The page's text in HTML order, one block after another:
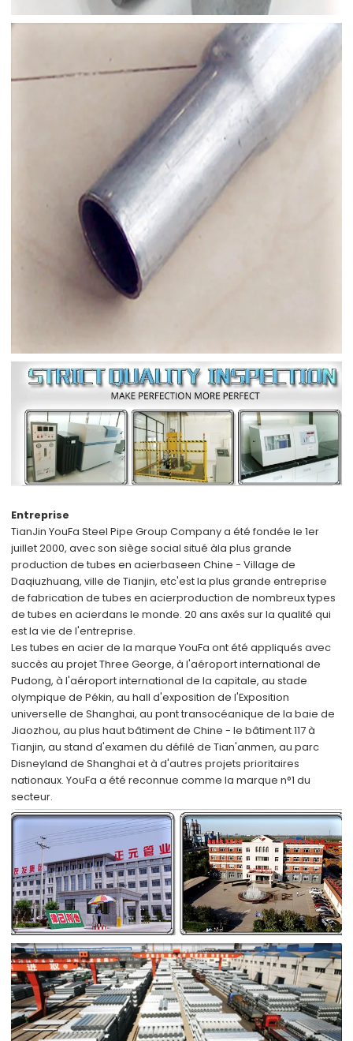
Entreprise
TianJin YouFa Steel Pipe Group Company a été fondée le 1er
juillet 2000, avec son siège social situé àla plus grande
production de tubes en acierbaseen Chine - Village de
Daqiuzhuang, ville de Tianjin, etc'est la plus grande entreprise
de fabrication de tubes en acierproduction de nombreux types
de tubes en acierdans le monde. 20 ans axés sur la qualité qui
est la vie de l'entreprise.
Les tubes en acier de la marque YouFa ont été appliqués avec
succès au projet Three George, à l'aéroport international de
Pudong, à l'aéroport international de la capitale, au stade
olympique de Pékin, au hall d'exposition de l'Exposition
universelle de Shanghai, au pont transocéanique de la baie de
Jiaozhou, au plus haut bâtiment de Chine - le bâtiment 117 à
Tianjin, au stand d'examen du défilé de Tian'anmen, au parc
Disneyland de Shanghai et à d'autres projets prioritaires
nationaux. YouFa a été reconnue comme la marque n°1 du
secteur.